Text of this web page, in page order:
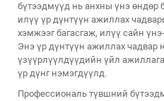
бүтээдмүүд нь анхны үнэ өндөр
илүү үр дүнтүүн ажиллах
хэмжээг багасгаж, илүү сайн
Энэ үр дүнтүүн ажиллах чадвар
үзүүрлүүлдүүдийн үйл
үр дүнг нэмэгдүүлд.
Профессиональ түвшний